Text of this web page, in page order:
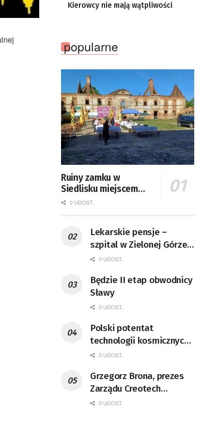
Kierowcy nie mają wątpliwości
popularne
Ruiny zamku w
Siedlisku miejscem
święta plonów
0 UDOST.
Lekarskie pensje –
szpital w Zielonej Górze
podaje dane
0 UDOST.
Będzie II etap obwodnicy
Sławy
0 UDOST.
Polski potentat
technologii kosmicznych
wprowadzi się do Zielonej
0 UDOST.
Grzegorz Brona, prezes
Zarządu Creotech
Instruments S.A. Fizyk,
0 UDOST.